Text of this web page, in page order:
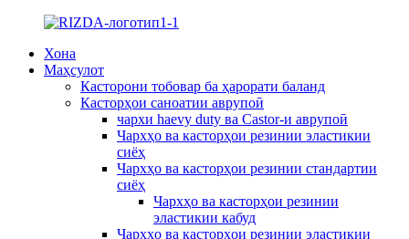
Хона
Маҳсулот
Касторони тобовар ба ҳарорати баланд
Касторҳои саноатии аврупоӣ
чархи haevy duty ва Castor-и аврупоӣ
Чархҳо ва касторҳои резинии эластикии
сиёҳ
Чархҳо ва касторҳои резинии стандартии
сиёҳ
Чархҳо ва касторҳои резинии
эластикии кабуд
Чархҳо ва касторҳои резинии эластикии